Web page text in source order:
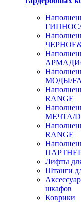
ГИПНОС/
МОДЫ/
RANGE
МЕЧТА/
RANGE
Лифты
Штанги
шкафов
Коврики